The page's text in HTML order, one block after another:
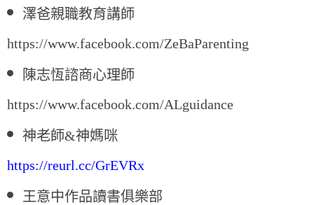
澤爸親職教育講師
https://www.facebook.com/ZeBaParenting
陳志恆諮商心理師
https://www.facebook.com/ALguidance
神老師&神媽咪
https://reurl.cc/GrEVRx
王意中作品讀書俱樂部